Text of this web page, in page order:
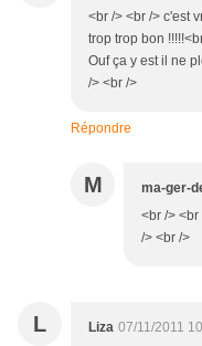
<br /> <br /> c'est
trop trop bon
Ouf ça y est il ne
/> <br />
Répondre
M ma-ger-
<br />
/> <br />
L Liza 07/11/2011